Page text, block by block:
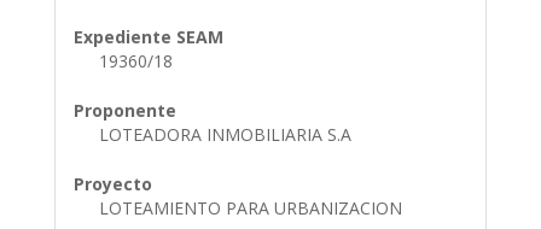
Expediente SEAM
19360/18
Proponente
LOTEADORA INMOBILIARIA S.A
Proyecto
LOTEAMIENTO PARA URBANIZACION